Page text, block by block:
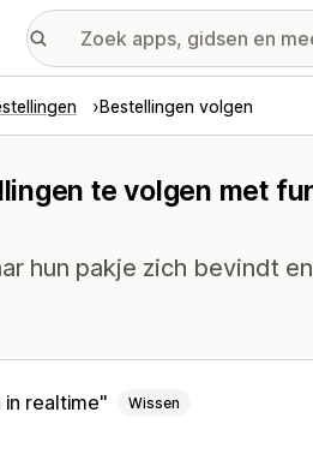
Bestellingen volgen
te volgen met
hun pakje zich bevindt
realtime Wissen